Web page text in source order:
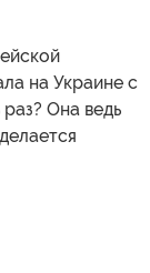
на Украине с
Она ведь